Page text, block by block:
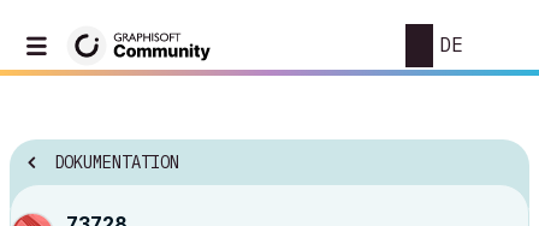
DE
DOKUMENTATION